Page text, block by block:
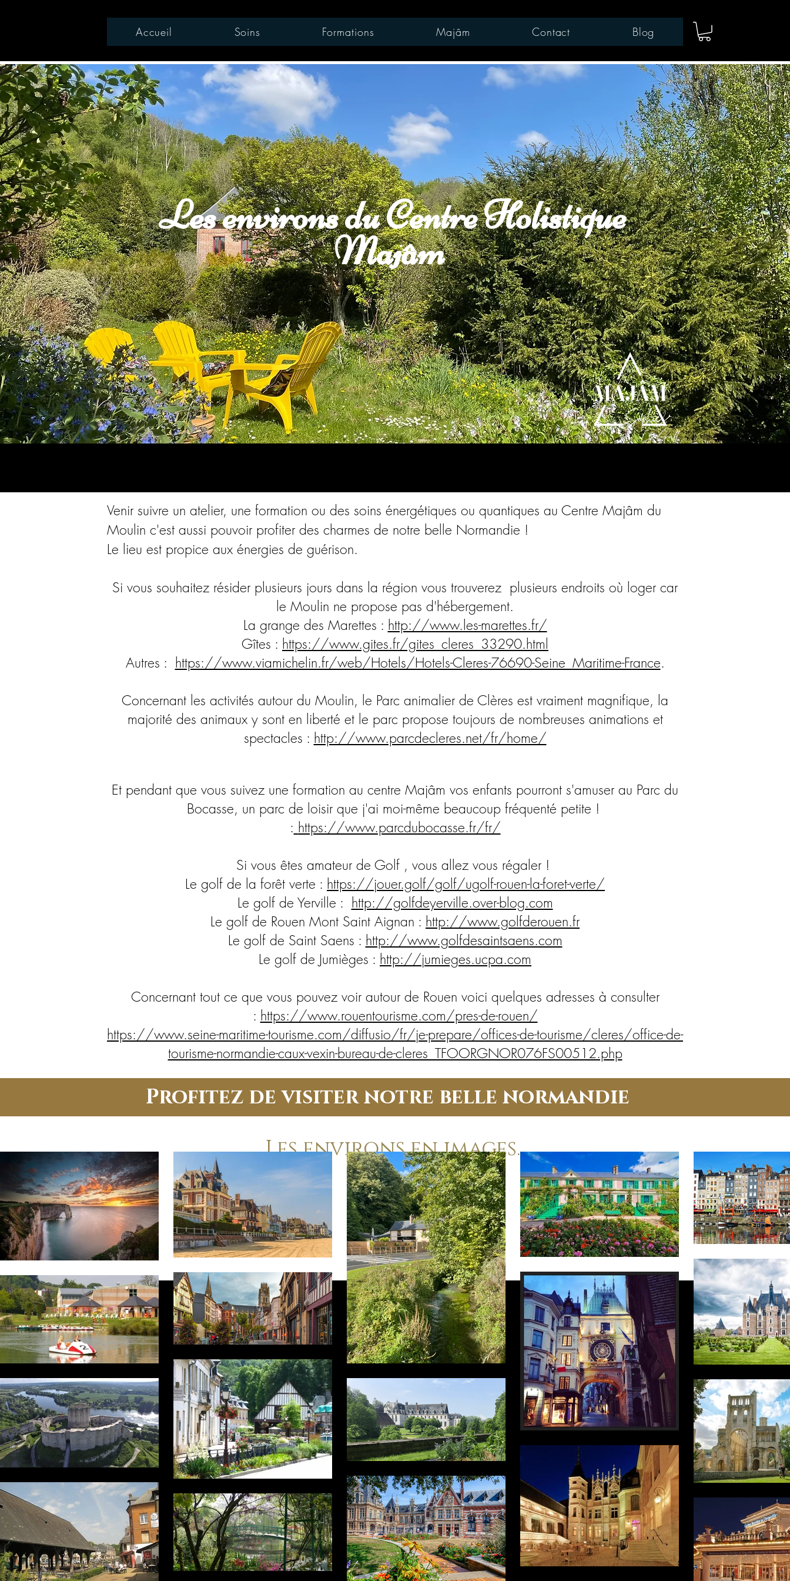
Accueil Soins Formations Majâm Contact Blog
Les environs du Centre Holistique
Majâm
Venir suivre un atelier, une formation ou des soins énergétiques ou quantiques au Centre Majâm du
Moulin c'est aussi pouvoir profiter des charmes de notre belle Normandie !
Le lieu est propice aux énergies de guérison.
Si vous souhaitez résider plusieurs jours dans la région vous trouverez plusieurs endroits où loger car
le Moulin ne propose pas d'hébergement.
La grange des Marettes : http://www.les-marettes.fr/
Gîtes : https://www.gites.fr/gites_cleres_33290.html
Autres : https://www.viamichelin.fr/web/Hotels/Hotels-Cleres-76690-Seine_Maritime-France.
Concernant les activités autour du Moulin, le Parc animalier de Clères est vraiment magnifique, la
majorité des animaux y sont en liberté et le parc propose toujours de nombreuses animations et
spectacles : http://www.parcdecleres.net/fr/home/
Et pendant que vous suivez une formation au centre Majâm vos enfants pourront s'amuser au Parc du
Bocasse, un parc de loisir que j'ai moi-même beaucoup fréquenté petite !
: https://www.parcdubocasse.fr/fr/
Si vous êtes amateur de Golf , vous allez vous régaler !
Le golf de la forêt verte : https://jouer.golf/golf/ugolf-rouen-la-foret-verte/
Le golf de Yerville : http://golfdeyerville.over-blog.com
Le golf de Rouen Mont Saint Aignan : http://www.golfderouen.fr
Le golf de Saint Saens : http://www.golfdesaintsaens.com
Le golf de Jumièges : http://jumieges.ucpa.com
Concernant tout ce que vous pouvez voir autour de Rouen voici quelques adresses à consulter
: https://www.rouentourisme.com/pres-de-rouen/
https://www.seine-maritime-tourisme.com/diffusio/fr/je-prepare/offices-de-tourisme/cleres/office-de-
tourisme-normandie-caux-vexin-bureau-de-cleres_TFOORGNOR076FS00512.php
Profitez de visiter notre belle normandie
Les environs en images.....